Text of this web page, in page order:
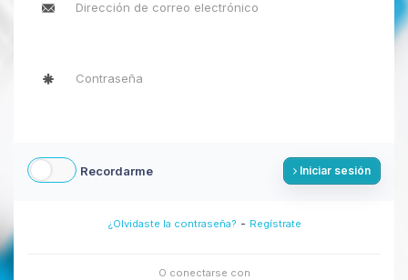
Recordarme Iniciar sesión
¿Olvidaste la contraseña? - Regístrate
O conectarse con